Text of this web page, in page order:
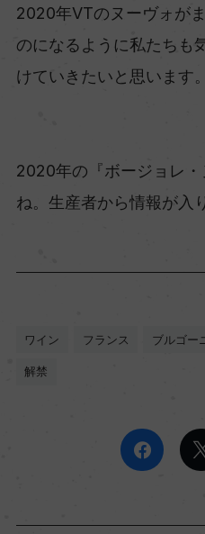
2020年VTのヌーヴォが
のになるように私たちも
けていきたいと思います。
2020年の『ボージョレ
ね。生産者から情報が入
ワイン フランス ブルゴー
解禁